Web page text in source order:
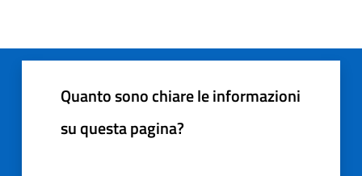
Quanto sono chiare le informazioni
su questa pagina?